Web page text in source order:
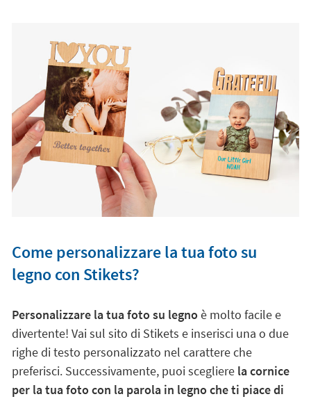
Come personalizzare la tua foto su
legno con Stikets?
Personalizzare la tua foto su legnoè molto facile e
divertente! Vai sul sito di Stikets e inserisci una o due
righe di testo personalizzato nel carattere che
preferisci. Successivamente, puoi scegliere la cornice
per la tua foto con la parola in legno che ti piace di